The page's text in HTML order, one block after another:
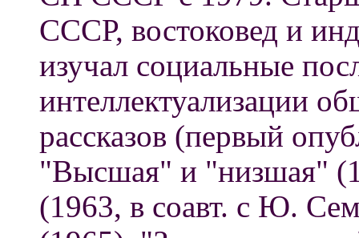
СССР, востоковед и
изучал социальные
интеллектуализации
рассказов (первый
"Высшая" и "низшая"
(1963, в соавт. с Ю.